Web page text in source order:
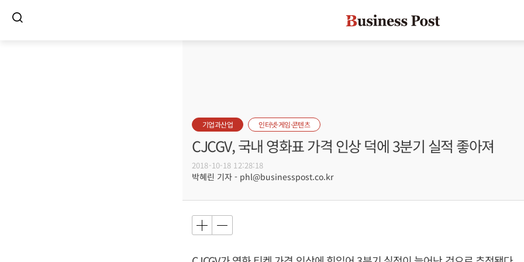
기업과산업 인터넷·게임·콘텐츠
CJCGV, 국내 영화표 가격 인상 덕에 3분기 실적 좋아져
2018-10-18 12:28:18
박혜린 기자 - phl@businesspost.co.kr